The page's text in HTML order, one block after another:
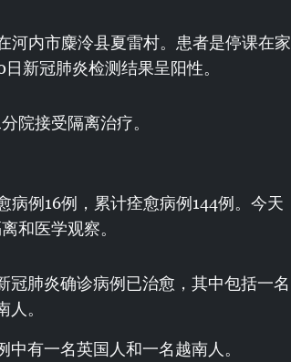
河内市麋泠县夏雷村。患者是停课在家
新冠肺炎检测结果呈阳性。
院接受隔离治疗。
病例16例，累计痊愈病例144例。今天
和医学观察。
肺炎确诊病例已治愈，其中包括一名
。
有一名英国人和一名越南人。